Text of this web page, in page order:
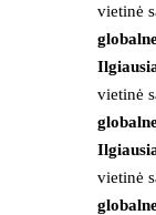
vietinė
vietinė
vietinė